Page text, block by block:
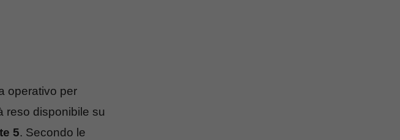
operativo per
reso disponibile su
5. Secondo le